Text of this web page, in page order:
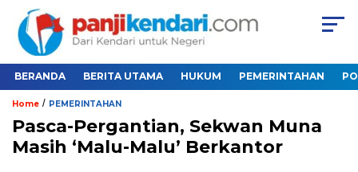
BERANDA BERITA UTAMA HUKUM PEMERINTAHAN
Home / PEMERINTAHAN
Pasca-Pergantian, Sekwan Muna
Masih ‘Malu-Malu’ Berkantor